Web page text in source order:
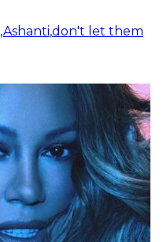
,Ashanti,don't let them